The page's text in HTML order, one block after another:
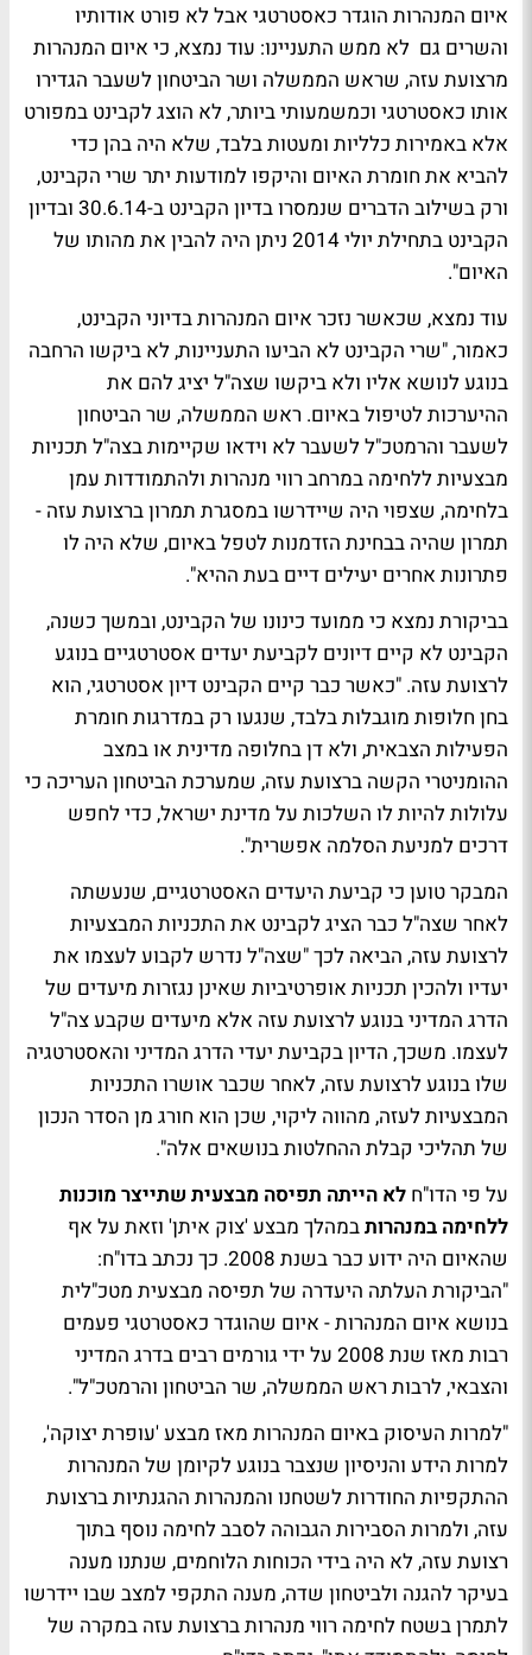
איום המנהרות הוגדר כאסטרטגי אבל לא פורט אודותיו
והשרים גם לא ממש התעניינו: עוד נמצא, כי איום המנהרות
מרצועת עזה, שראש הממשלה ושר הביטחון לשעבר הגדירו
אותו כאסטרטגי וכמשמעותי ביותר, לא הוצג לקבינט במפורט
אלא באמירות כלליות ומעטות בלבד, שלא היה בהן כדי
להביא את חומרת האיום והיקפו למודעות יתר שרי הקבינט,
ורק בשילוב הדברים שנמסרו בדיון הקבינט ב-30.6.14 ובדיון
הקבינט בתחילת יולי 2014 ניתן היה להבין את מהותו של
האיום".
עוד נמצא, שכאשר נזכר איום המנהרות בדיוני הקבינט,
כאמור, "שרי הקבינט לא הביעו התעניינות, לא ביקשו הרחבה
בנוגע לנושא אליו ולא ביקשו שצה"ל יציג להם את
ההיערכות לטיפול באיום. ראש הממשלה, שר הביטחון
לשעבר והרמטכ"ל לשעבר לא וידאו שקיימות בצה"ל תכניות
מבצעיות ללחימה במרחב רווי מנהרות ולהתמודדות עמן
בלחימה, שצפוי היה שיידרשו במסגרת תמרון ברצועת עזה -
תמרון שהיה בבחינת הזדמנות לטפל באיום, שלא היה לו
פתרונות אחרים יעילים דיים בעת ההיא".
בביקורת נמצא כי ממועד כינונו של הקבינט, ובמשך כשנה,
הקבינט לא קיים דיונים לקביעת יעדים אסטרטגיים בנוגע
לרצועת עזה. "כאשר כבר קיים הקבינט דיון אסטרטגי, הוא
בחן חלופות מוגבלות בלבד, שנגעו רק במדרגות חומרת
הפעילות הצבאית, ולא דן בחלופה מדינית או במצב
ההומניטרי הקשה ברצועת עזה, שמערכת הביטחון העריכה כי
עלולות להיות לו השלכות על מדינת ישראל, כדי לחפש
דרכים למניעת הסלמה אפשרית".
המבקר טוען כי קביעת היעדים האסטרטגיים, שנעשתה
לאחר שצה"ל כבר הציג לקבינט את התכניות המבצעיות
לרצועת עזה, הביאה לכך "שצה"ל נדרש לקבוע לעצמו את
יעדיו ולהכין תכניות אופרטיביות שאינן נגזרות מיעדים של
הדרג המדיני בנוגע לרצועת עזה אלא מיעדים שקבע צה"ל
לעצמו. משכך, הדיון בקביעת יעדי הדרג המדיני והאסטרטגיה
שלו בנוגע לרצועת עזה, לאחר שכבר אושרו התכניות
המבצעיות לעזה, מהווה ליקוי, שכן הוא חורג מן הסדר הנכון
של תהליכי קבלת ההחלטות בנושאים אלה".
על פי הדו"ח לא הייתה תפיסה מבצעית שתייצר מוכנות
ללחימה במנהרותבמהלך מבצע 'צוק איתן' וזאת על אף
שהאיום היה ידוע כבר בשנת 2008. כך נכתב בדו"ח:
"הביקורת העלתה היעדרה של תפיסה מבצעית מטכ"לית
בנושא איום המנהרות - איום שהוגדר כאסטרטגי פעמים
רבות מאז שנת 2008 על ידי גורמים רבים בדרג המדיני
והצבאי, לרבות ראש הממשלה, שר הביטחון והרמטכ"ל".
"למרות העיסוק באיום המנהרות מאז מבצע 'עופרת יצוקה',
למרות הידע והניסיון שנצבר בנוגע לקיומן של המנהרות
ההתקפיות החודרות לשטחנו והמנהרות ההגנתיות ברצועת
עזה, ולמרות הסבירות הגבוהה לסבב לחימה נוסף בתוך
רצועת עזה, לא היה בידי הכוחות הלוחמים, שנתנו מענה
בעיקר להגנה ולביטחון שדה, מענה התקפי למצב שבו יידרשו
לתמרן בשטח לחימה רווי מנהרות ברצועת עזה במקרה של